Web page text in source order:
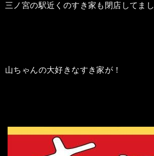
三ノ宮の駅近くのすき家も閉店してまし
山ちゃんの大好きなすき家が！